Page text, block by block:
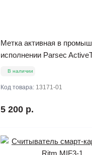
Метка активная в
исполнении Parsec
В наличии
Код товара: 13171-01
5 200 р.